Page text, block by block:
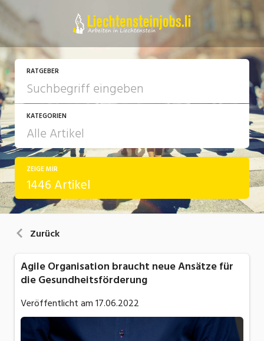
RATGEBER
KATEGORIEN
Arbeit
Ausbildung / Weiterbildung
ZEIGE MIR
1446 Artikel
Zurück
Agile Organisation braucht neue Ansätze für
die Gesundheitsförderung
Veröffentlicht am17.06.2022